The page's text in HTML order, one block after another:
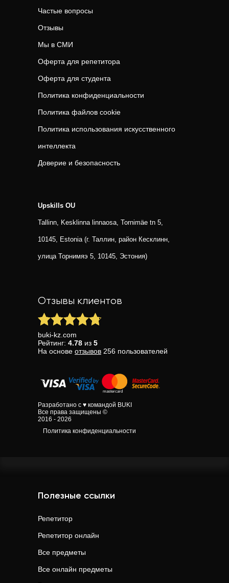
Частые вопросы
Отзывы
Мы в СМИ
Оферта для репетитора
Оферта для студента
Политика конфиденциальности
Политика файлов cookie
Политика использования искусственного
интеллекта
Доверие и безопасность
Upskills OU
Tallinn, Kesklinna linnaosa, Tornimäe tn 5,
10145, Estonia (г. Таллин, район Кесклинн,
улица Торнимяэ 5, 10145, Эстония)
Отзывы клиентов
buki-kz.com
Рейтинг: 4.78 из 5
На основе отзывов 256 пользователей
Разработано с ♥ командой BUKI
Все права защищены ©
2016 - 2026
Политика конфиденциальности
Полезные ссылки
Репетитор
Репетитор онлайн
Все предметы
Все онлайн предметы